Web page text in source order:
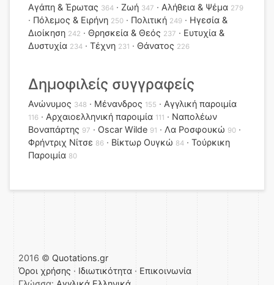
Αγάπη & Έρωτας 364 Ζωή 347 Αλήθεια & Ψέμα 279
Πόλεμος & Ειρήνη 250 Πολιτική 249
Ηγεσία &
Διοίκηση 242 Θρησκεία & Θεός 237
Ευτυχία &
Δυστυχία 234 Τέχνη 231 Θάνατος 226
Δημοφιλείς συγγραφείς
Ανώνυμος 348 Μένανδρος 155 Αγγλική παροιμία
116 Αρχαιοελληνική παροιμία 111
Ναπολέων
Βοναπάρτης 97 Oscar Wilde 91 Λα Ροσφουκώ 90
Φρήντριχ Νίτσε 86 Βίκτωρ Ουγκώ 84
Τούρκικη
Παροιμία 80
2016 © Quotations.gr
Όροι χρήσης · Ιδιωτικότητα · Επικοινωνία